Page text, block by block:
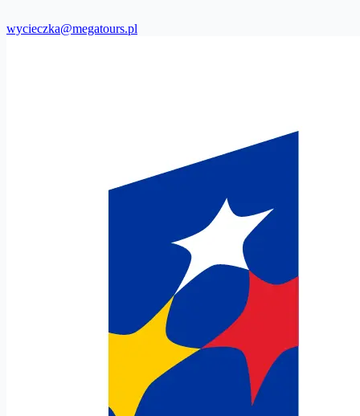
wycieczka@megatours.pl